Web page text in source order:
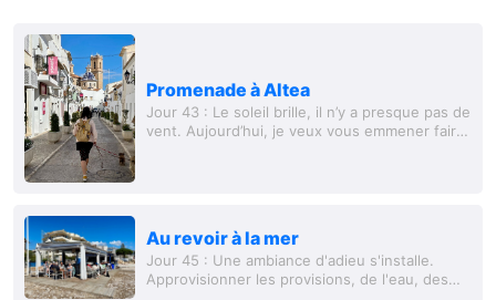
Promenade à Altea
Jour 43 : Le soleil brille, il n’y a presque pas de
vent. Aujourd’hui, je veux vous emmener faire
Au revoir à la mer
Jour 45 : Une ambiance d'adieu s'installe.
Approvisionner les provisions, de l'eau, des